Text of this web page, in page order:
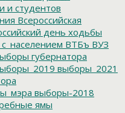
и студентов
Всероссийская
день ходьбы
ВТБъ ВУЗ
губернатора
выборы_2021
выборы-2018
ямы